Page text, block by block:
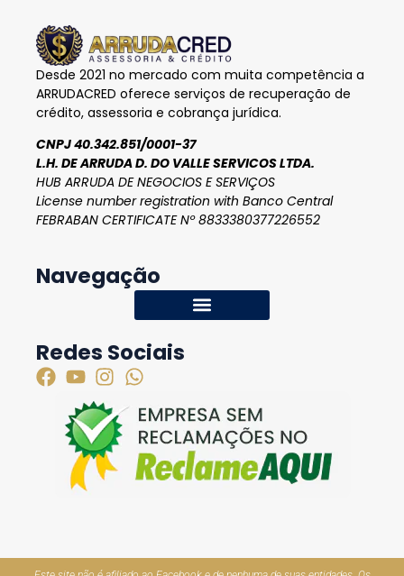
Desde 2021 no mercado com muita competência a
ARRUDACRED oferece serviços de recuperação de
crédito, assessoria e cobrança jurídica.
CNPJ 40.342.851/0001-37
L.H. DE ARRUDA D. DO VALLE SERVICOS LTDA.
HUB ARRUDA DE NEGOCIOS E SERVIÇOS
License number registration with Banco Central
FEBRABAN CERTIFICATE Nº 8833380377226552
Navegação
Redes Sociais